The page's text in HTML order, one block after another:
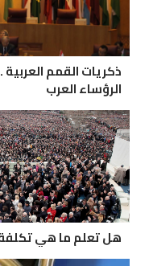
ذكريات القمم
الرؤساء العرب
هل تعلم ما هي